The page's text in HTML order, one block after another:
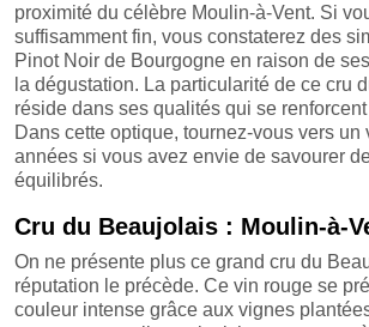
proximité du célèbre Moulin-à-Vent. Si
suffisamment fin, vous constaterez des
Pinot Noir de Bourgogne en raison de
la dégustation. La particularité de ce cru
réside dans ses qualités qui se
Dans cette optique, tournez-vous vers un
années si vous avez envie de savourer
équilibrés.
Cru du Beaujolais : Moulin-à-
On ne présente plus ce grand cru du
réputation le précède. Ce vin rouge se
couleur intense grâce aux vignes